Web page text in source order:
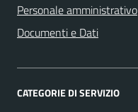
Personale amministrativo
Documenti e Dati
CATEGORIE DI SERVIZIO